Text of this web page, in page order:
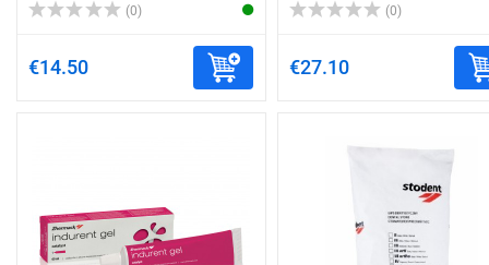
(0)
€14.50
(0)
€27.10